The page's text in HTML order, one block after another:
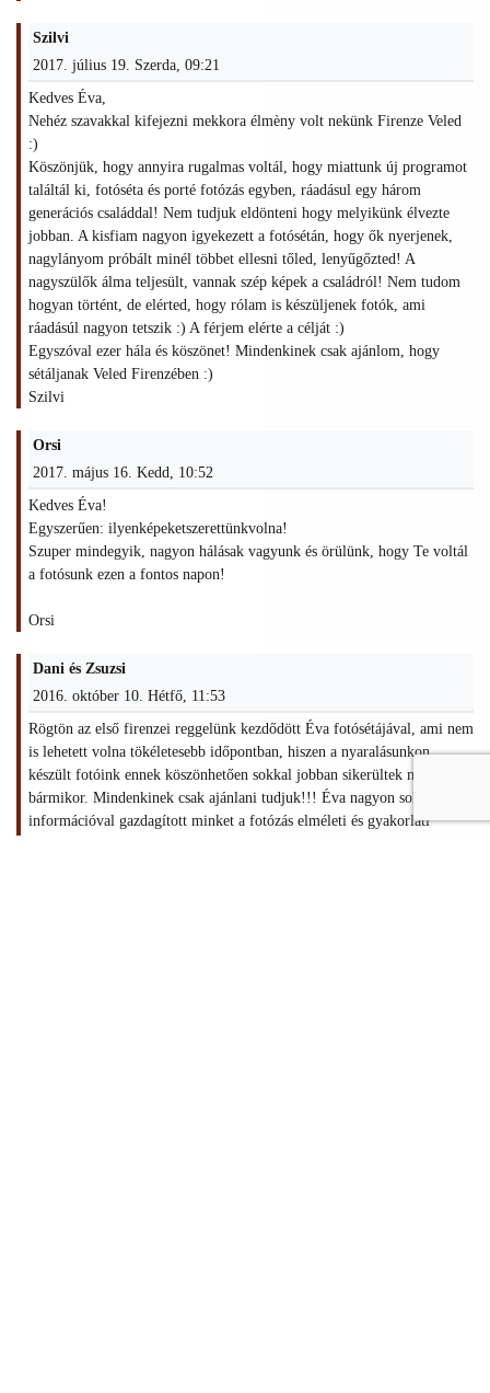
Szilvi
2017. július 19. Szerda, 09:21
Kedves Éva,
Nehéz szavakkal kifejezni mekkora élmèny volt nekünk Firenze Veled
:)
Köszönjük, hogy annyira rugalmas voltál, hogy miattunk új programot
találtál ki, fotóséta és porté fotózás egyben, ráadásul egy három
generációs családdal! Nem tudjuk eldönteni hogy melyikünk élvezte
jobban. A kisfiam nagyon igyekezett a fotósétán, hogy ők nyerjenek,
nagylányom próbált minél többet ellesni tőled, lenyűgőzted! A
nagyszülők álma teljesült, vannak szép képek a családról! Nem tudom
hogyan történt, de elérted, hogy rólam is készüljenek fotók, ami
ráadásúl nagyon tetszik :) A férjem elérte a célját :)
Egyszóval ezer hála és köszönet! Mindenkinek csak ajánlom, hogy
sétáljanak Veled Firenzében :)
Szilvi
Orsi
2017. május 16. Kedd, 10:52
Kedves Éva!
Egyszerűen: ilyenképeketszerettünkvolna!
Szuper mindegyik, nagyon hálásak vagyunk és örülünk, hogy Te voltál
a fotósunk ezen a fontos napon!
Orsi
Dani és Zsuzsi
2016. október 10. Hétfő, 11:53
Rögtön az első firenzei reggelünk kezdődött Éva fotósétájával, ami nem
is lehetett volna tökéletesebb időpontban, hiszen a nyaralásunkon
készült fotóink ennek köszönhetően sokkal jobban sikerültek mint előtte
bármikor. Mindenkinek csak ajánlani tudjuk!!! Éva nagyon sok
információval gazdagított minket a fotózás elméleti és gyakorlati